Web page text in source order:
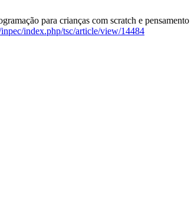
para crianças com scratch e
index.php/tsc/article/view/14484